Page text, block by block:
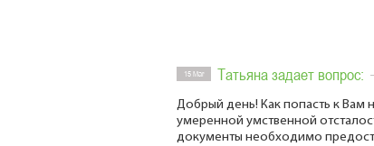
15 Mar Татьяна задает вопрос:
Добрый день! Как попасть к Вам
умеренной умственной
документы необходимо